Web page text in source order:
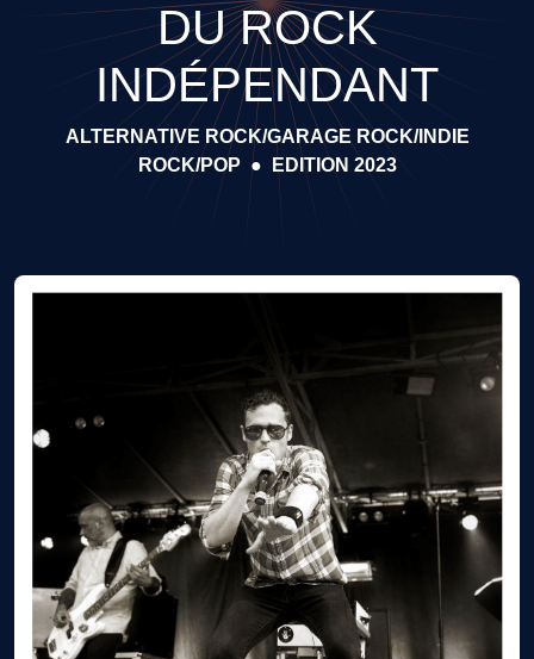
DU ROCK
INDÉPENDANT
ALTERNATIVE ROCK/GARAGE ROCK/INDIE
ROCK/POP ● EDITION 2023